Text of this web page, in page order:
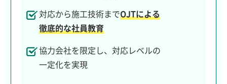
対応から施工技術までOJTによる
徹底的な社員教育
協力会社を限定し、対応レベルの
一定化を実現